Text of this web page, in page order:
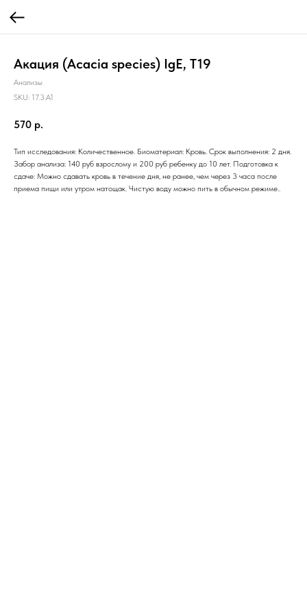
Акация (Acacia species) IgE, T19
Анализы
SKU: 17.3.A1
570 р.
Тип исследования: Количественное. Биоматериал: Кровь. Срок выполнения: 2 дня.
Забор анализа: 140 руб взрослому и 200 руб ребенку до 10 лет. Подготовка к
сдаче: Можно сдавать кровь в течение дня, не ранее, чем через 3 часа после
приема пищи или утром натощак. Чистую воду можно пить в обычном режиме..